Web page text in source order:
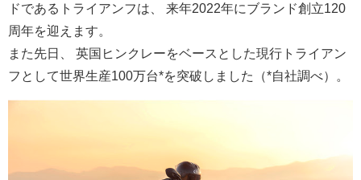
ドである トライアンフは、 来年2022年にブランド創立120
周年を迎えます。
また先日、 英国ヒンクレーをベースとした現行トライアン
フとして世界生産1 00万台*を突破しました（*自社調べ）。